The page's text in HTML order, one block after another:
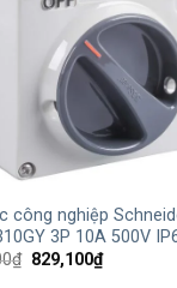
công nghiệp
3P 10A 500V
₫ Giá
829,100₫Giá
hiện